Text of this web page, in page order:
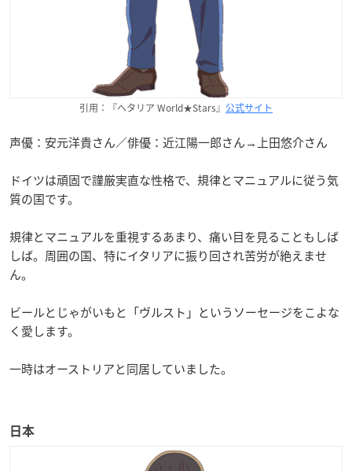
引用：『ヘタリア World★Stars』 公式サイト
声優：安元洋貴さん／俳優：近江陽一郎さん→上田悠介さん
ドイツは頑固で謹厳実直な性格で、規律とマニュアルに従う気
質の国です。
規律とマニュアルを重視するあまり、痛い目を見ることもしば
しば。周囲の国、特にイタリアに振り回され苦労が絶えませ
ん。
ビールとじゃがいもと「ヴルスト」というソーセージをこよな
く愛します。
一時はオーストリアと同居していました。
日本